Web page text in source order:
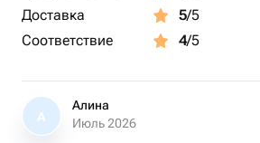
Доставка
5/5
Соответствие
4/5
А
Алина
Июль 2026